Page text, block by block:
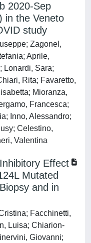
2020-Sep
in the Veneto
study
Zagonel,
Aprile,
Lonardi, Sara;
Rita; Favaretto,
Mioranza,
Francesca;
Inno, Alessandro;
Celestino,
Valentina
Effect
Mutated
and in
Facchinetti,
Luisa; Chiarion-
Giovanni;